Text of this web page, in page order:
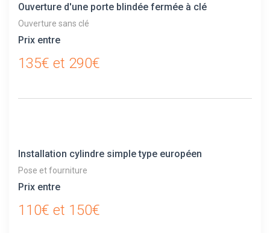
Ouverture d'une porte blindée fermée à clé
Ouverture sans clé
Prix entre
135€ et 290€
Installation cylindre simple type européen
Pose et fourniture
Prix entre
110€ et 150€